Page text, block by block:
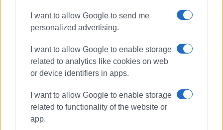
I want to allow Google to send me
personalized advertising.
I want to allow Google to enable storage
related to analytics like cookies on web
or device identifiers in apps.
I want to allow Google to enable storage
related to functionality of the website or
app.
Ολοκληρώσαμε την διαδικασία της αδειοδότησης
άδεια για να προσφύγουμε στη διαδικασία του
«κατεπειγόντως».
Δημοπρατήσαμε το έργο με το αρθ.32, υπήρξαν 4
ανάδοχοι με μέγιστη έκπτωση 11%.
Το Ελεγκτικό Συνέδριο έκρινε σε αρχικό επίπεδο
ότι δεν είχαμε ευθύνη για να το δημοπρατήσουμε